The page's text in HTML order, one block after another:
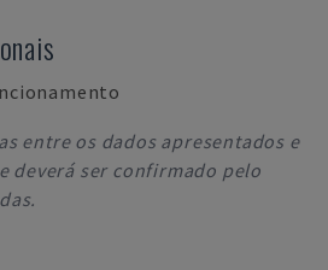
entre os dados apresentados e
deverá ser confirmado pelo